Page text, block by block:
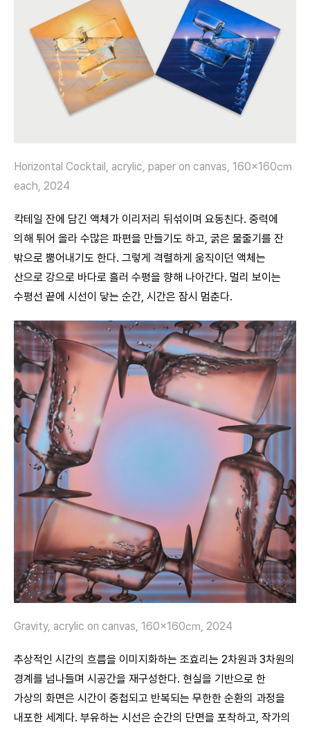
Horizontal Cocktail, acrylic, paper on canvas, 160×160㎝
each, 2024
칵테일 잔에 담긴 액체가 이리저리 뒤섞이며 요동친다. 중력에
의해 튀어 올라 수많은 파편을 만들기도 하고, 굵은 물줄기를 잔
밖으로 뿜어내기도 한다. 그렇게 격렬하게 움직이던 액체는
산으로 강으로 바다로 흘러 수평을 향해 나아간다. 멀리 보이는
수평선 끝에 시선이 닿는 순간, 시간은 잠시 멈춘다.
Gravity, acrylic on canvas, 160×160㎝, 2024
추상적인 시간의 흐름을 이미지화하는 조효리는 2차원과 3차원의
경계를 넘나들며 시공간을 재구성한다. 현실을 기반으로 한
가상의 화면은 시간이 중첩되고 반복되는 무한한 순환의 과정을
내포한 세계다. 부유하는 시선은 순간의 단면을 포착하고, 작가의